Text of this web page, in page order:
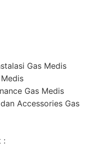
Gas Medis
Gas Medis
Accessories Gas
: